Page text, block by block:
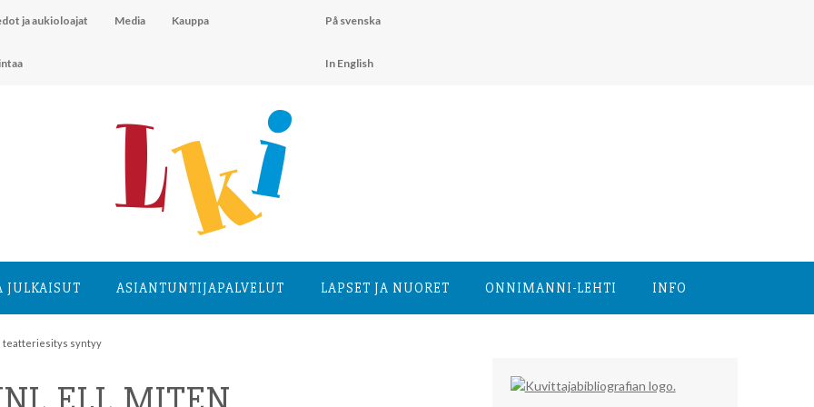
ja aukioloajat Media Kauppa På svenska
In English
JULKAISUT ASIANTUNTIJA­PALVELUT LAPSET JA NUORET ONNIMANNI-LEHTI INFO
teatteriesitys syntyy